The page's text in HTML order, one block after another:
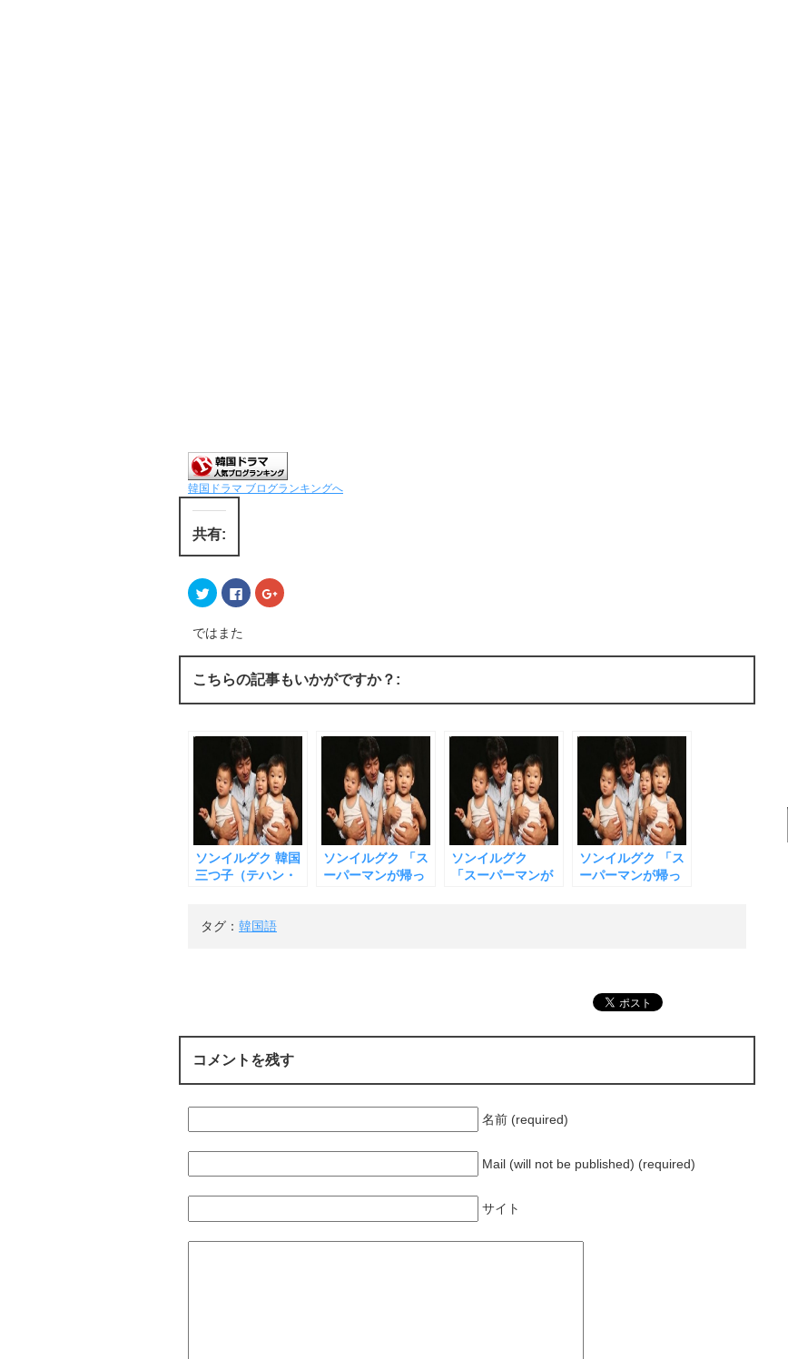
韓国ドラマ ブログランキングへ
共有:
ク
リ
し
て
T
i
t
e
新
し
い
ウ
ィ
ン
ド
ウ
で
開
き
F
a
o
で
共
す
は
ク
リ
ッ
ク
し
て
く
だ
さ
い
(
新
し
ィ
ン
ク
リ
G
o
g
e
有
(
新
し
い
ウ
ィ
ン
ド
ウ
で
開
き
ではまた
こちらの記事もいかがですか？:
ソンイルグク 韓国
三つ子（テハン・
さが証明された
ソンイルグク 「ス
ーパーマンが帰っ
ソンイルグク
「スーパーマンが
ソンイルグク 「ス
ーパーマンが帰っ
いつも子どもの立
場に立つ「大人」
タグ： 韓国語
コメントを残す
名前 (required)
Mail (will not be published) (required)
サイト